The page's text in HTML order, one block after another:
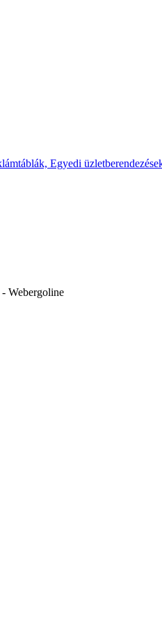
- Webergoline